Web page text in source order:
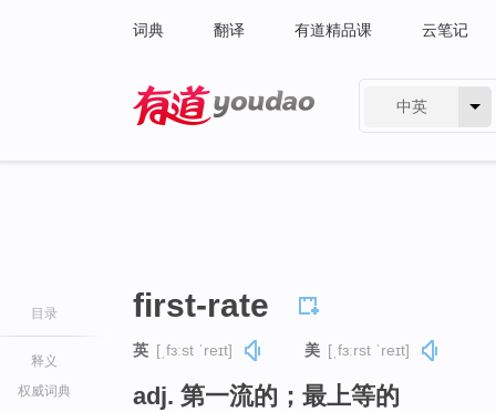
词典 翻译 有道精品课 云笔记
中英
目录
释义
权威词典
first-rate
英 [ˌfɜːst ˈreɪt] 美 [ˌfɜːrst ˈreɪt]
adj. 第一流的；最上等的